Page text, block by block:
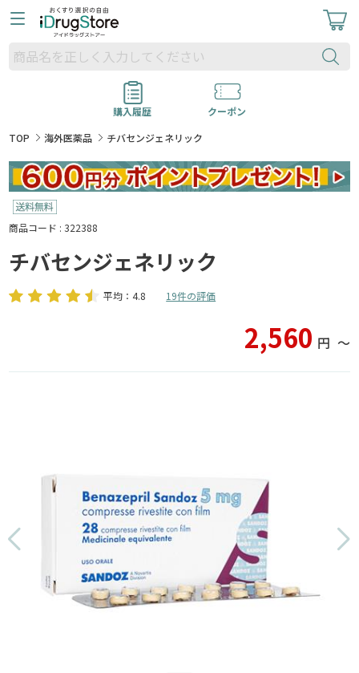
購入履歴
クーポン
TOP
海外医薬品 チバセンジェネリック
商品コード : 322388
チバセンジェネリック
平均：4.8 19件の評価
2,560 円 〜